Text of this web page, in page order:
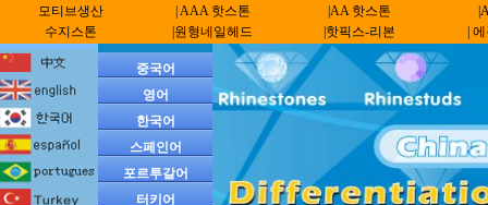
모티브생산 | AAA 핫스톤 |AA 핫스톤
수지스톤
|원형네일헤드 |핫픽스-리본 |
중국어
영어
한국어
스페인어
포르투갈어
터키어